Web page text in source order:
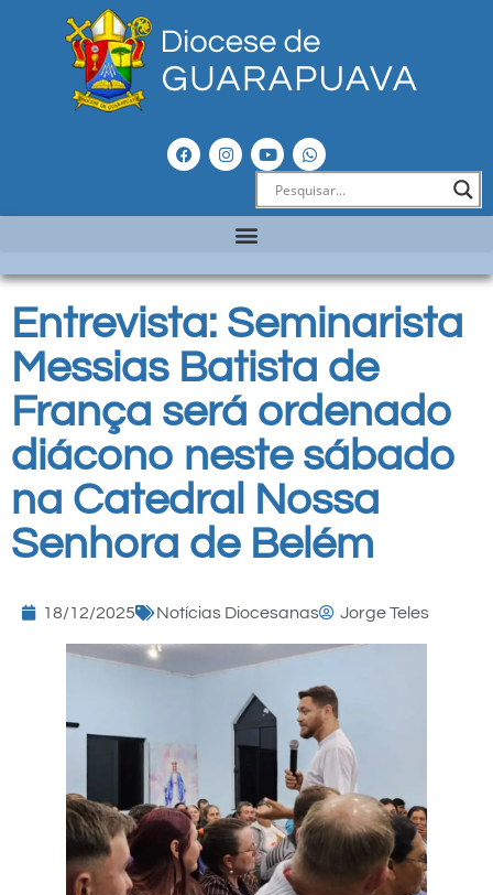
Entrevista: Seminarista
Messias Batista de
França será ordenado
diácono neste sábado
na Catedral Nossa
Senhora de Belém
18/12/2025 Notícias Diocesanas Jorge Teles